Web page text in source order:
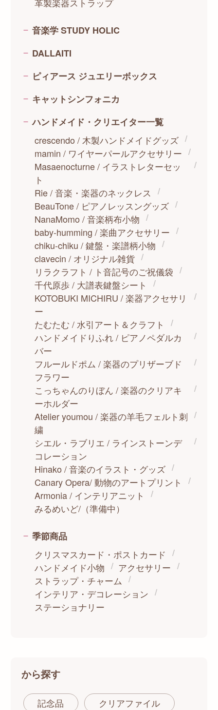
音楽学 STUDY HOLIC
DALLAITI
ピィアース ジュエリーボックス
キャットシンフォニカ
ハンドメイド・クリエイター一覧
crescendo / 木製ハンドメイドグッズ
mamin / ワイヤーパールアクセサリー
Masaenocturne / イラストレターセッ
ト
Rie / 音楽・楽器のネックレス
BeauTone / ピアノレッスングッズ
NanaMomo / 音楽柄布小物
baby-humming / 楽曲アクセサリー
chiku-chiku / 鍵盤・楽譜柄小物
clavecin / オリジナル雑貨
リラクラフト / ト音記号のご祝儀袋
千代原歩 / 大譜表鍵盤シート
KOTOBUKI MICHIRU / 楽器アクセサリ
ー
たむたむ / 水引アート＆クラフト
ハンドメイドりふれ / ピアノペダルカ
バー
フルールドポム / 楽器のプリザーブド
フラワー
こっちゃんのりぼん / 楽器のクリアキ
ーホルダー
Atelier youmou / 楽器の羊毛フェルト刺
繍
シエル・ラブリエ / ラインストーンデ
コレーション
Hinako / 音楽のイラスト・グッズ
Canary Opera/ 動物のアートプリント
Armonia / インテリアニット
みるめいど/（準備中）
季節商品
クリスマスカード・ポストカード
ハンドメイド小物
アクセサリー
ストラップ・チャーム
インテリア・デコレーション
ステーショナリー
から探す
記念品 クリアファイル